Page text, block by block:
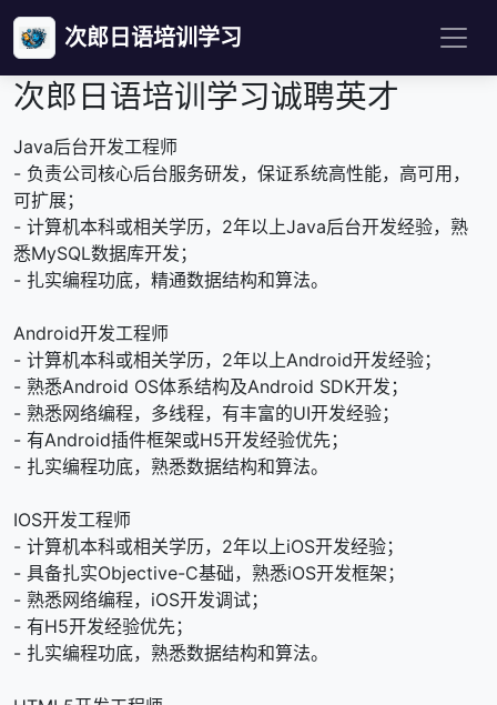
次郎日语培训学习
次郎日语培训学习诚聘英才
Java后台开发工程师
- 负责公司核心后台服务研发，保证系统高性能，高可用，
可扩展；
- 计算机本科或相关学历，2年以上Java后台开发经验，熟
悉MySQL数据库开发；
- 扎实编程功底，精通数据结构和算法。
Android开发工程师
- 计算机本科或相关学历，2年以上Android开发经验；
- 熟悉Android OS体系结构及Android SDK开发；
- 熟悉网络编程，多线程，有丰富的UI开发经验；
- 有Android插件框架或H5开发经验优先；
- 扎实编程功底，熟悉数据结构和算法。
IOS开发工程师
- 计算机本科或相关学历，2年以上iOS开发经验；
- 具备扎实Objective-C基础，熟悉iOS开发框架；
- 熟悉网络编程，iOS开发调试；
- 有H5开发经验优先；
- 扎实编程功底，熟悉数据结构和算法。